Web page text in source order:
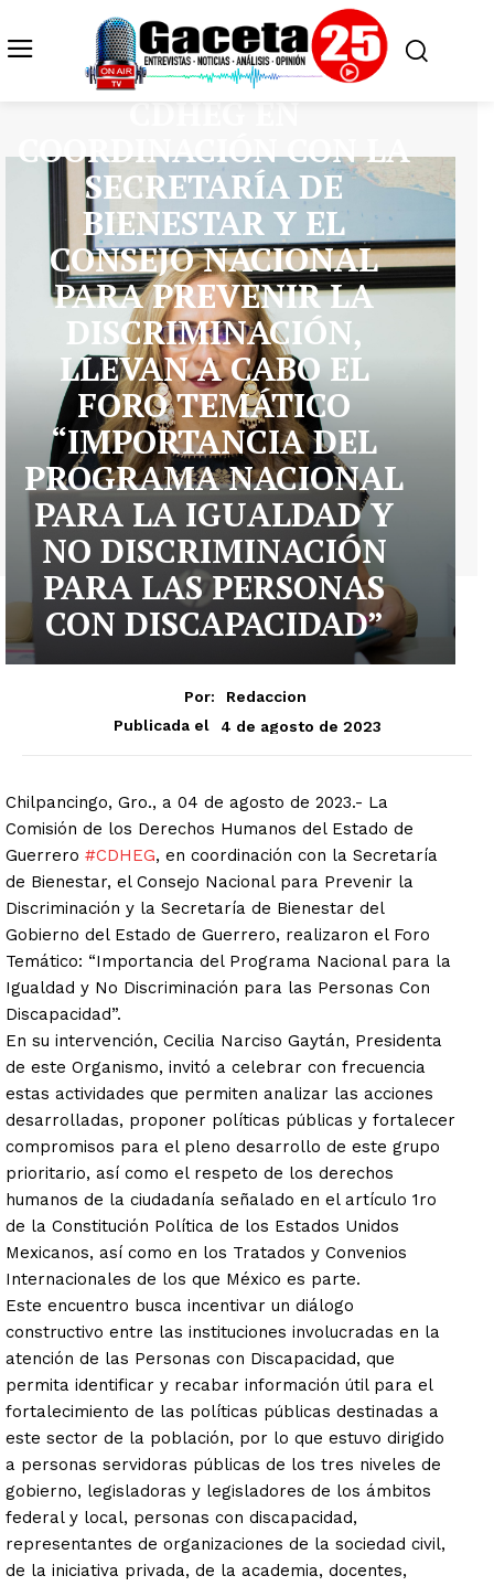
GUERRERO
COORDINACIÓN CON LA
SECRETARÍA DE
BIENESTAR Y EL
CONSEJO NACIONAL
PARA PREVENIR LA
DISCRIMINACIÓN,
LLEVAN A CABO EL
FORO TEMÁTICO
“IMPORTANCIA DEL
PROGRAMA NACIONAL
PARA LA IGUALDAD Y
NO DISCRIMINACIÓN
PARA LAS PERSONAS
CON DISCAPACIDAD”
Por:
Redaccion
Publicada el
4 de agosto de 2023
Chilpancingo, Gro., a 04 de agosto de 2023.- La
Comisión de los Derechos Humanos del Estado de
Guerrero #CDHEG, en coordinación con la Secretaría
de Bienestar, el Consejo Nacional para Prevenir la
Discriminación y la Secretaría de Bienestar del
Gobierno del Estado de Guerrero, realizaron el Foro
Temático: “Importancia del Programa Nacional para la
Igualdad y No Discriminación para las Personas Con
Discapacidad”.
En su intervención, Cecilia Narciso Gaytán, Presidenta
de este Organismo, invitó a celebrar con frecuencia
estas actividades que permiten analizar las acciones
desarrolladas, proponer políticas públicas y fortalecer
compromisos para el pleno desarrollo de este grupo
prioritario, así como el respeto de los derechos
humanos de la ciudadanía señalado en el artículo 1ro
de la Constitución Política de los Estados Unidos
Mexicanos, así como en los Tratados y Convenios
Internacionales de los que México es parte.
Este encuentro busca incentivar un diálogo
constructivo entre las instituciones involucradas en la
atención de las Personas con Discapacidad, que
permita identificar y recabar información útil para el
fortalecimiento de las políticas públicas destinadas a
este sector de la población, por lo que estuvo dirigido
a personas servidoras públicas de los tres niveles de
gobierno, legisladoras y legisladores de los ámbitos
federal y local, personas con discapacidad,
representantes de organizaciones de la sociedad civil,
de la iniciativa privada, de la academia, docentes,